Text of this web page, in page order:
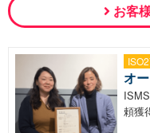
お客
オ
頼獲